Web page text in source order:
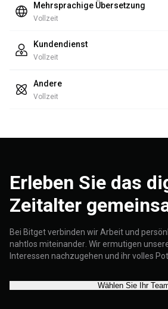
Mehrsprachige Übersetzung
Vollzeit
Kundendienst
Vollzeit
Andere
Vollzeit
Erleben Sie das
Zeitalter
Bei Bitget verbinden wir Arbeit und
nahtlos miteinander. Wir ermutigen
Interessen nachzugehen und ihr volles
Wählen Sie Ihr